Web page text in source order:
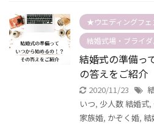
★ウエディングフ
結婚式場・ブライ
結婚式の準備っ
の答えをご紹介
2020/11/23
いつ, 少人数 結婚式,
家族婚, かぞく婚, 結